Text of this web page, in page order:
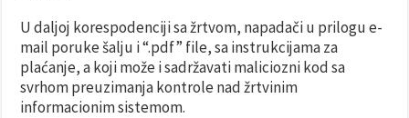
U daljoj korespodenciji sa žrtvom, napadači u prilogu e-
mail poruke šalju i “.pdf” file, sa instrukcijama za
plaćanje, a koji može i sadržavati maliciozni kod sa
svrhom preuzimanja kontrole nad žrtvinim
informacionim sistemom.